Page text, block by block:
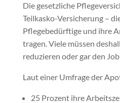
Die gesetzliche
Teilkasko-Versicherung –
Pflegebedürftige und ihre
tragen. Viele müssen
reduzieren oder gar den
Laut einer Umfrage der
25 Prozent ihre